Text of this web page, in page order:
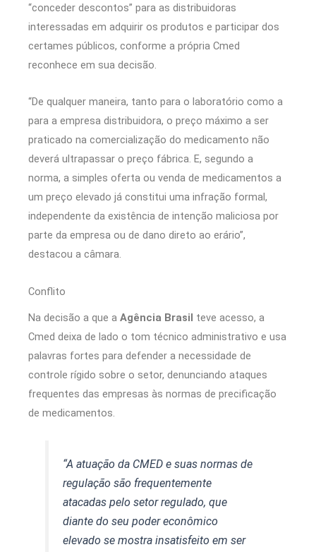
“conceder descontos” para as distribuidoras
interessadas em adquirir os produtos e participar dos
certames públicos, conforme a própria Cmed
reconhece em sua decisão.
“De qualquer maneira, tanto para o laboratório como a
para a empresa distribuidora, o preço máximo a ser
praticado na comercialização do medicamento não
deverá ultrapassar o preço fábrica. E, segundo a
norma, a simples oferta ou venda de medicamentos a
um preço elevado já constitui uma infração formal,
independente da existência de intenção maliciosa por
parte da empresa ou de dano direto ao erário”,
destacou a câmara.
Conflito
Na decisão a que a Agência Brasil teve acesso, a
Cmed deixa de lado o tom técnico administrativo e usa
palavras fortes para defender a necessidade de
controle rígido sobre o setor, denunciando ataques
frequentes das empresas às normas de precificação
de medicamentos.
“A atuação da CMED e suas normas de
regulação são frequentemente
atacadas pelo setor regulado, que
diante do seu poder econômico
elevado se mostra insatisfeito em ser